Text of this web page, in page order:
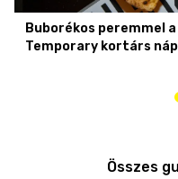
Buborékos peremmel
Temporary kortárs
Összes